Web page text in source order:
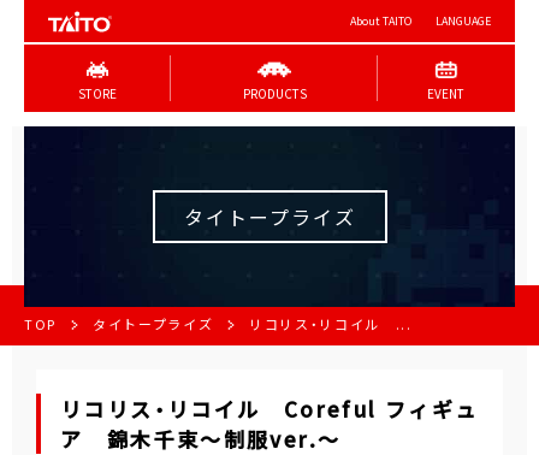
About TAITO LANGUAGE
STORE PRODUCTS EVENT
タイトープライズ
TOP タイトープライズ リコリス・リコイル ...
リコリス・リコイル Coreful フィギュ
ア 錦木千束～制服ver.～